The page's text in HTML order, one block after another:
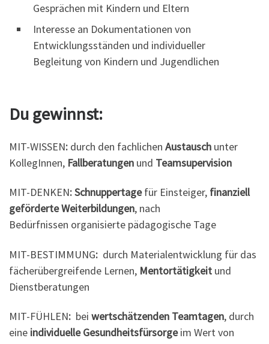
Gesprächen mit Kindern und Eltern
Interesse an Dokumentationen von
Entwicklungsständen und individueller
Begleitung von Kindern und Jugendlichen
Dugewinnst:
MIT-WISSEN: durch den fachlichen Austausch unter
KollegInnen, Fallberatungen und Teamsupervision
MIT-DENKEN:Schnuppertagefür Einsteiger, finanziell
geförderte Weiterbildungen, nach
Bedürfnissen organisierte pädagogische Tage
MIT-BESTIMMUNG: durch Materialentwicklung für das
fächerübergreifende Lernen, Mentortätigkeit und
Dienstberatungen
MIT-FÜHLEN: bei wertschätzenden Teamtagen, durch
eine individuelleGesundheitsfürsorgeim Wert von